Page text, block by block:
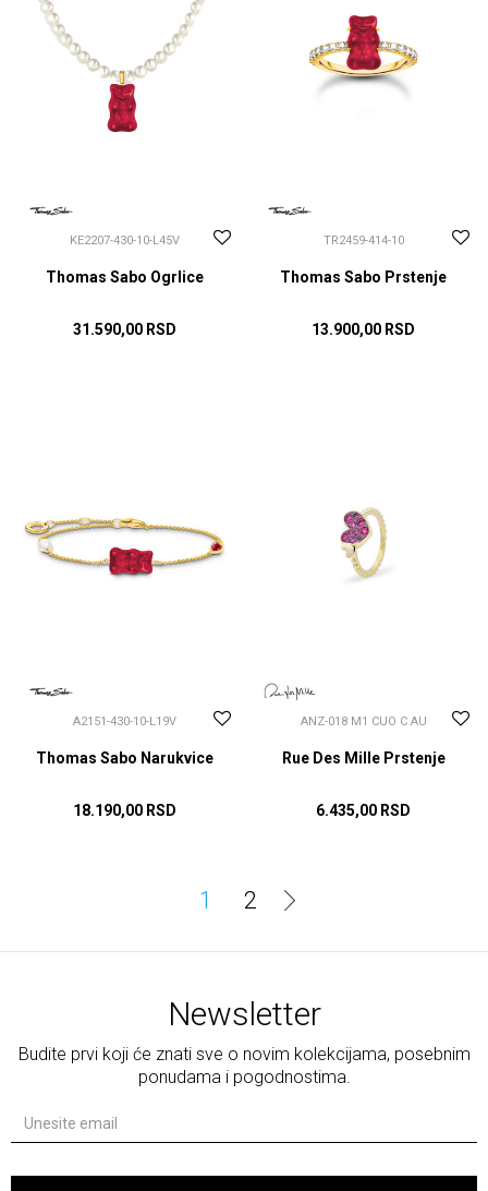
KE2207-430-10-L45V
Thomas Sabo Ogrlice
31.590,00 RSD
TR2459-414-10
Thomas Sabo Prstenje
13.900,00 RSD
A2151-430-10-L19V
Thomas Sabo Narukvice
18.190,00 RSD
ANZ-018 M1 CUO C AU
Rue Des Mille Prstenje
6.435,00 RSD
1 2
Newsletter
Budite prvi koji će znati sve o novim kolekcijama, posebnim
ponudama i pogodnostima.